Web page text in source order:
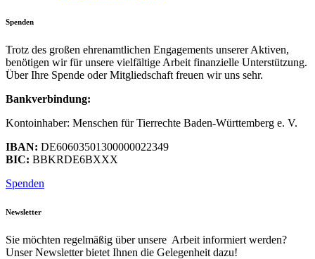
Spenden
Trotz des großen ehrenamtlichen Engagements unserer Aktiven,
benötigen wir für unsere vielfältige Arbeit finanzielle Unterstützung.
Über Ihre Spende oder Mitgliedschaft freuen wir uns sehr.
Bankverbindung:
Kontoinhaber: Menschen für Tierrechte Baden-Württemberg e. V.
IBAN: DE60603501300000022349
BIC: BBKRDE6BXXX
Spenden
Newsletter
Sie möchten regelmäßig über unsere Arbeit informiert werden?
Unser Newsletter bietet Ihnen die Gelegenheit dazu!